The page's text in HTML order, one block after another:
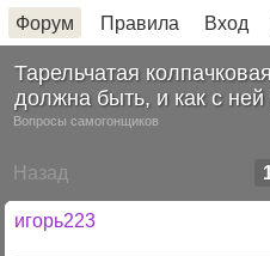
Форум Правила Вход
Тарельчатая
должна быть, и как с ней
Вопросы самогонщиков
Назад
игорь223